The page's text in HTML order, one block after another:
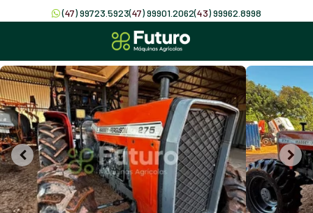
(47) 99723.5923(47) 99901.2062(43) 99962.8998